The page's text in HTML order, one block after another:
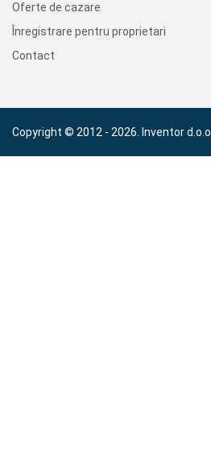
Oferte de cazare
Înregistrare pentru proprietari
Contact
Copyright © 2012 - 2026. Inventor d.o.o..